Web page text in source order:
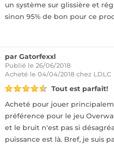
un système sur glissière et
sinon 95% de bon pour ce
par Gatorfexxl
Publié le 26/06/2018
Acheté le 04/04/2018 chez LDLC
Tout est parfait!
Acheté pour jouer
préférence pour le jeu
et le bruit n'est pas si
puissance est là. Bref, je suis